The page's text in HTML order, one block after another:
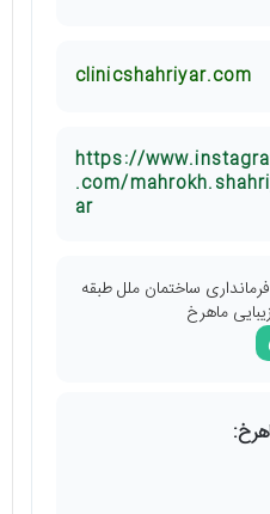
clinicshahriyar.com
https://
.com/
ar
ساختمان ملل طبقه
ماهرخ